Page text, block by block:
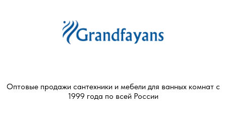
Оптовые продажи сантехники и мебели для ванных комнат с
1999 года по всей России